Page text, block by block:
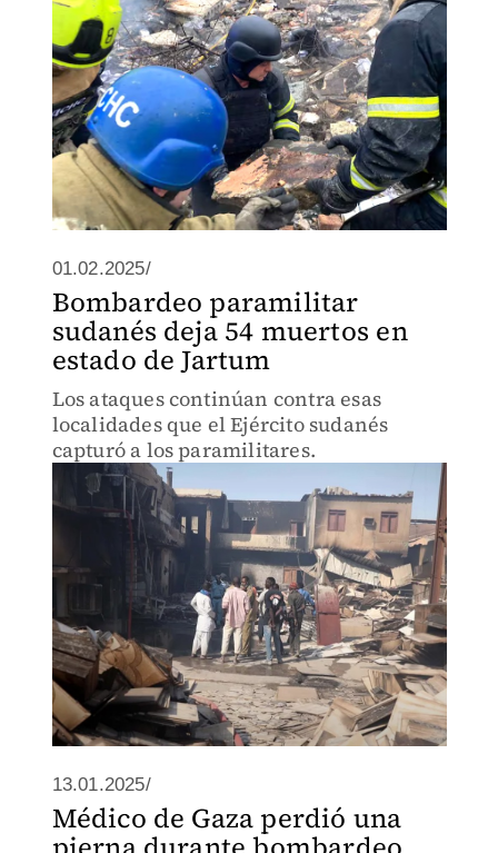
01.02.2025/
Bombardeo paramilitar
sudanés deja 54 muertos en
estado de Jartum
Los ataques continúan contra esas
localidades que el Ejército sudanés
capturó a los paramilitares.
13.01.2025/
Médico de Gaza perdió una